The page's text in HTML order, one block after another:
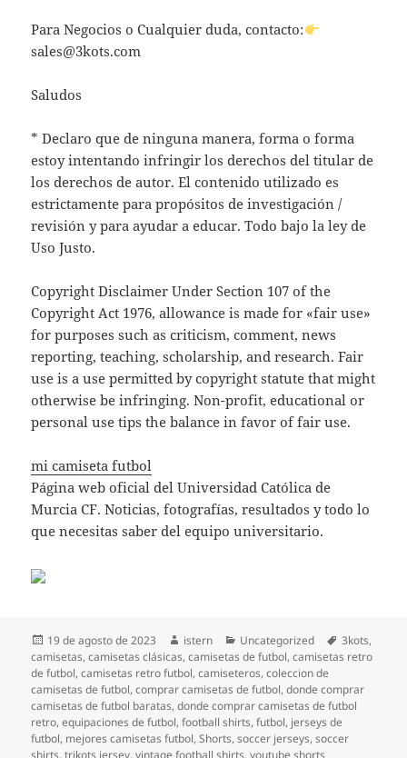
Para Negocios o Cualquier duda, contacto:
sales@3kots.com
Saludos
* Declaro que de ninguna manera, forma o forma
estoy intentando infringir los derechos del titular de
los derechos de autor. El contenido utilizado es
estrictamente para propósitos de investigación /
revisión y para ayudar a educar. Todo bajo la ley de
Uso Justo.
Copyright Disclaimer Under Section 107 of the
Copyright Act 1976, allowance is made for «fair use»
for purposes such as criticism, comment, news
reporting, teaching, scholarship, and research. Fair
use is a use permitted by copyright statute that might
otherwise be infringing. Non-profit, educational or
personal use tips the balance in favor of fair use.
mi camiseta futbol
Página web oficial del Universidad Católica de
Murcia CF. Noticias, fotografías, resultados y todo lo
que necesitas saber del equipo universitario.
Publicado
el
19 de agosto de 2023 Autor
istern Categorías
Uncategorized Etiquetas
3kots,
camisetas,camisetas clásicas,camisetas de futbol,camisetas retro
de futbol,camisetas retro futbol,camiseteros,coleccion de
camisetas de futbol,comprar camisetas de futbol,donde comprar
camisetas de futbol baratas,donde comprar camisetas de futbol
retro,equipaciones de futbol,football shirts,futbol, jerseys de
futbol, mejores camisetas futbol,Shorts,soccer jerseys,soccer
shirts,trikots jersey,vintage football shirts,youtube shorts